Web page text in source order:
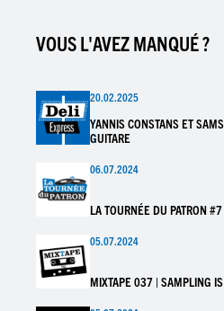
VOUS L'AVEZ MANQUÉ ?
20.02.2025
YANNIS CONSTANS ET
GUITARE
06.07.2024
LA TOURNÉE DU PATRON #7
05.07.2024
MIXTAPE 037 | SAMPLING